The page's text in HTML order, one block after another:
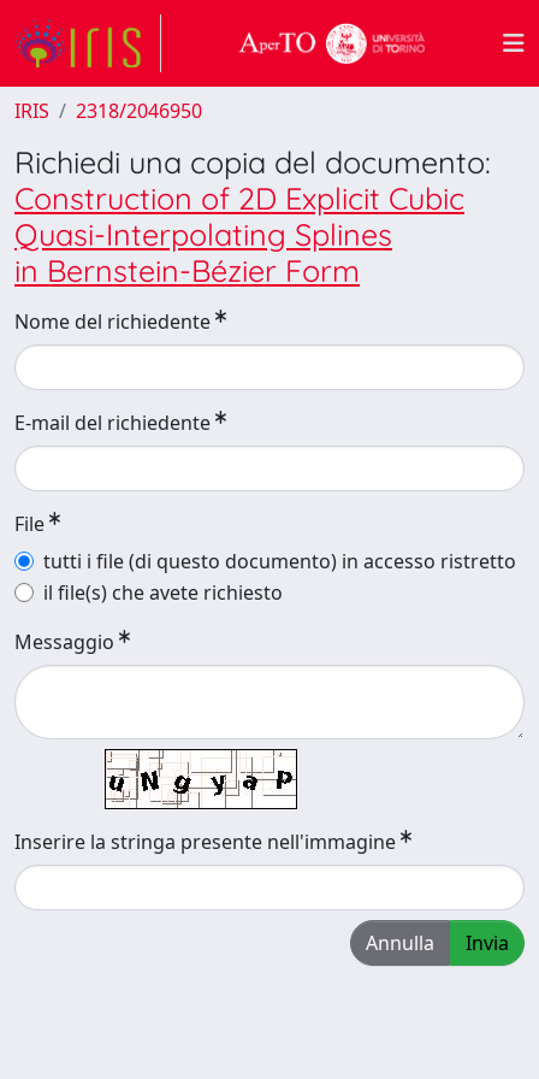
IRIS 2318/2046950
Richiedi una copia del documento:
Construction of 2D Explicit Cubic
Quasi-Interpolating Splines
in Bernstein-Bézier Form
Nome del richiedente
E-mail del richiedente
File
tutti i file (di questo documento) in accesso ristretto
il file(s) che avete richiesto
Messaggio
Inserire la stringa presente nell'immagine
Annulla Invia